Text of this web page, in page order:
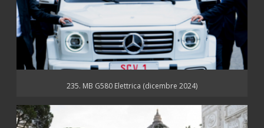
235. MB G580 Elettrica (dicembre 2024)